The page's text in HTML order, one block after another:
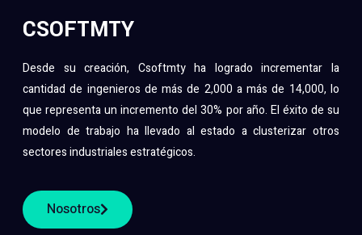
CSOFTMTY
Desde su creación, Csoftmty ha logrado incrementar la
cantidad de ingenieros de más de 2,000 a más de 14,000, lo
que representa un incremento del 30% por año. El éxito de su
modelo de trabajo ha llevado al estado a clusterizar otros
sectores industriales estratégicos.
Nosotros